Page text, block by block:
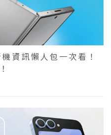
訊懶人包一次看！